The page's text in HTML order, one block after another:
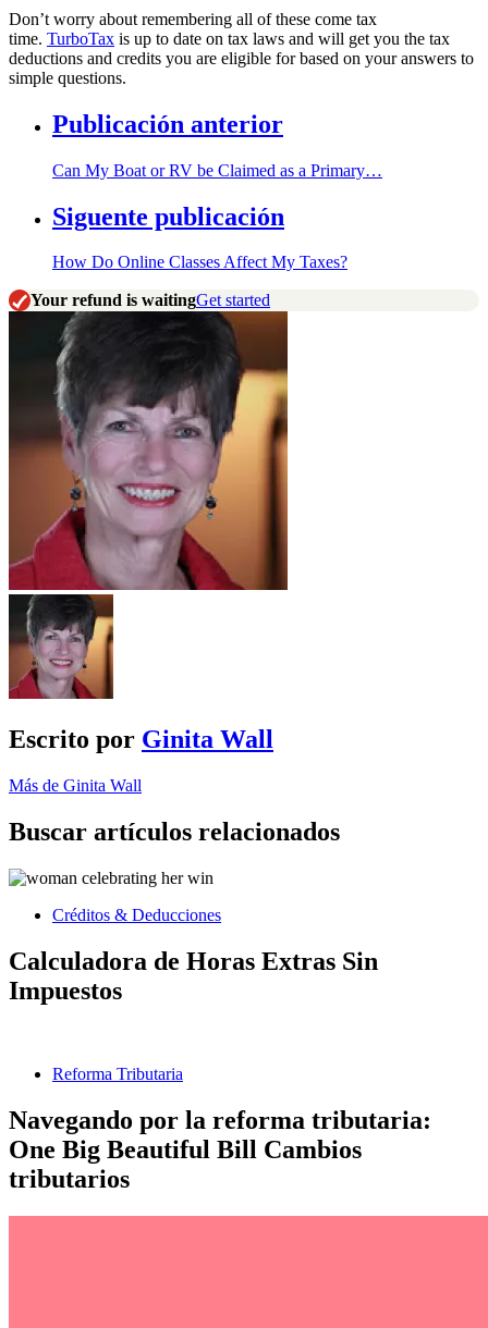
Don’t worry about remembering all of these come tax
time. TurboTax is up to date on tax laws and will get you the tax
deductions and credits you are eligible for based on your answers to
simple questions.
Publicación anterior
Can My Boat or RV be Claimed as a Primary…
Siguente publicación
How Do Online Classes Affect My Taxes?
Your refund is waitingGet started
Escrito por Ginita Wall
Más de Ginita Wall
Buscar artículos relacionados
Créditos & Deducciones
Calculadora de Horas Extras Sin
Impuestos
Reforma Tributaria
Navegando por la reforma tributaria:
One Big Beautiful Bill Cambios
tributarios